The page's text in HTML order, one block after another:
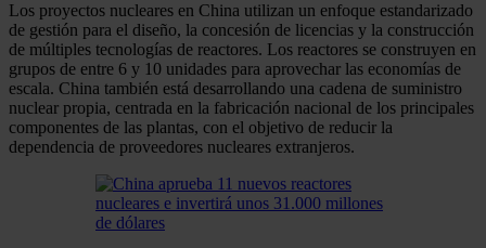
Los proyectos nucleares en China utilizan un enfoque estandarizado
de gestión para el diseño, la concesión de licencias y la construcción
de múltiples tecnologías de reactores. Los reactores se construyen en
grupos de entre 6 y 10 unidades para aprovechar las economías de
escala. China también está desarrollando una cadena de suministro
nuclear propia, centrada en la fabricación nacional de los principales
componentes de las plantas, con el objetivo de reducir la
dependencia de proveedores nucleares extranjeros.